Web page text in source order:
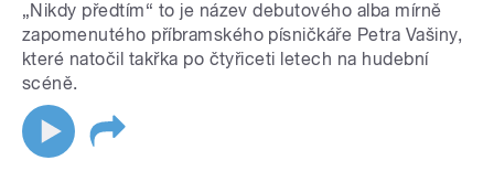
„Nikdy předtím“ to je název debutového alba mírně
zapomenutého příbramského písničkáře Petra Vašiny,
které natočil takřka po čtyřiceti letech na hudební
scéně.